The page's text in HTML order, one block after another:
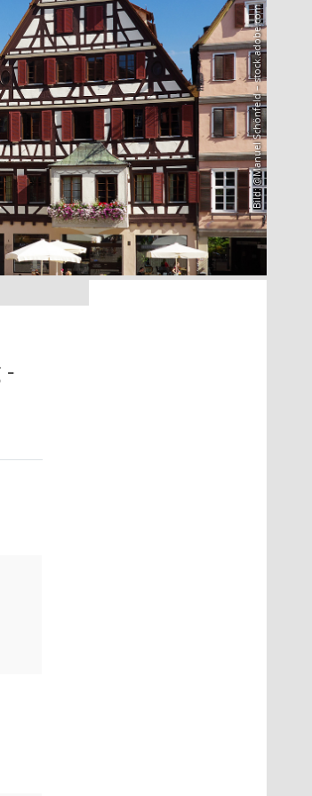
Bild: @Manuel Schönfeld – stock.adobe.com
-